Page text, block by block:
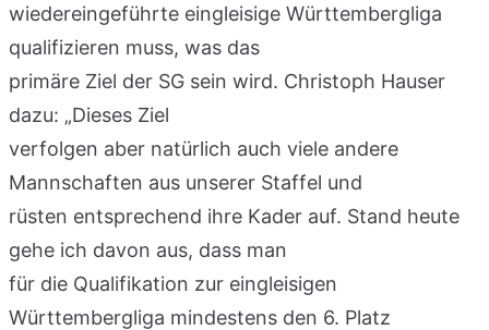
wiedereingeführte eingleisige Württembergliga
qualifizieren muss, was das
primäre Ziel der SG sein wird. Christoph Hauser
dazu: „Dieses Ziel
verfolgen aber natürlich auch viele andere
Mannschaften aus unserer Staffel und
rüsten entsprechend ihre Kader auf. Stand heute
gehe ich davon aus, dass man
für die Qualifikation zur eingleisigen
Württembergliga mindestens den 6. Platz